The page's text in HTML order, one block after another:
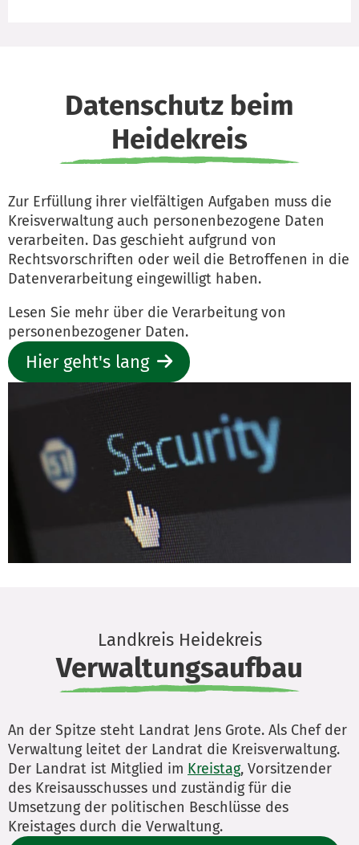
Datenschutz beim
Heidekreis
Zur Erfüllung ihrer vielfältigen Aufgaben muss die
Kreisverwaltung auch personenbezogene Daten
verarbeiten. Das geschieht aufgrund von
Rechtsvorschriften oder weil die Betroffenen in die
Datenverarbeitung eingewilligt haben.
Lesen Sie mehr über die Verarbeitung von
personenbezogener Daten.
Hier geht's lang
Landkreis Heidekreis
Verwaltungsaufbau
An der Spitze steht Landrat Jens Grote. Als Chef der
Verwaltung leitet der Landrat die Kreisverwaltung.
Der Landrat ist Mitglied im Kreistag, Vorsitzender
des Kreisausschusses und zuständig für die
Umsetzung der politischen Beschlüsse des
Kreistages durch die Verwaltung.